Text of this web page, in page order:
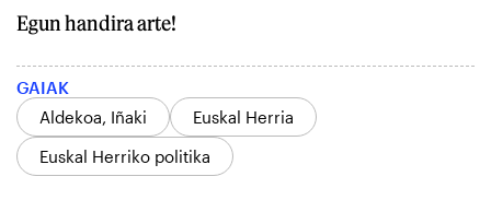
Egun handira arte!
GAIAK
Aldekoa, Iñaki
Euskal Herria
Euskal Herriko politika